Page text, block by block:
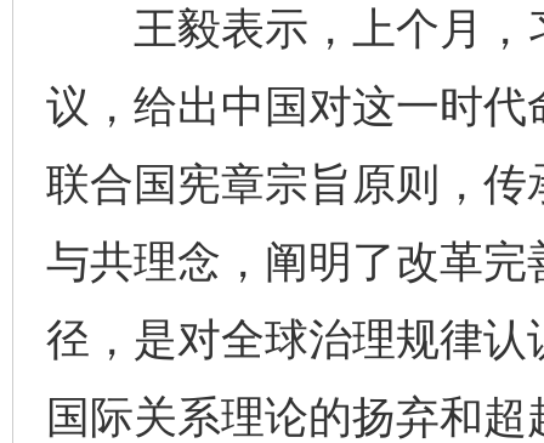
王毅表示，上个月，
议，给出中国对这一时
联合国宪章宗旨原则，
与共理念，阐明了改革
径，是对全球治理规律
国际关系理论的扬弃和